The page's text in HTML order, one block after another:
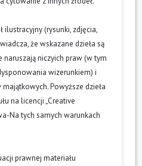
ilustracyjny (rysunki, zdjęcia,
że wskazane dzieła są
naruszają niczyich praw (w tym
wizerunkiem) i
Powyższe dzieła
na licencji „Creative
Na tych samych warunkach
prawnej materiału